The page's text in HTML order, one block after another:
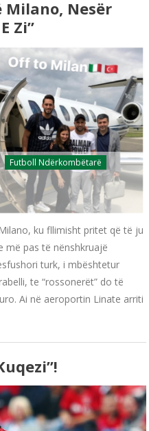
Nesër
Zi”
Futboll Ndërkombëtarë
ku fllimisht pritet që të ju
më pas të nënshkruajë
turk, i mbështetur
te “rossonerët” do të
Ai në aeroportin Linate arriti